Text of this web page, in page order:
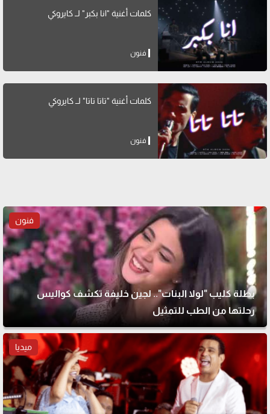
كلمات أغنية "انا بكبر" لــ كايروكي
فنون
كلمات أغنية "تاتا تاتا" لــ كايروكي
فنون
فنون
بطلة كليب "لولا البنات".. لجين خليفة تكشف كواليس
رحلتها من الطب للتمثيل
ميديا